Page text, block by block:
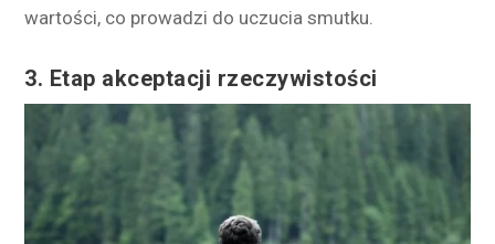
wartości, co prowadzi do uczucia smutku.
3. Etap akceptacji rzeczywistości